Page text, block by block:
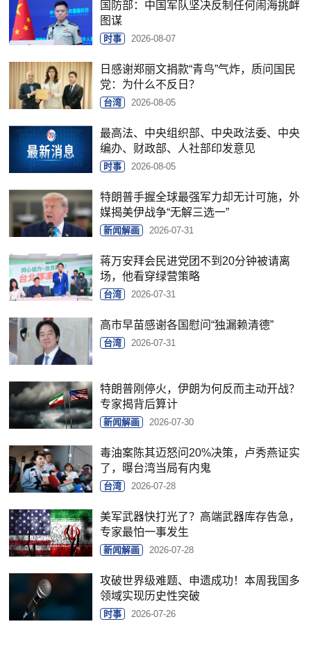
国防部：中国军队坚决反制任何闹海挑衅
图谋
时事 2026-08-07
日感谢郑丽文捐款“青鸟”气炸，质问国民
党：为什么不反日？
台湾 2026-08-05
最高法、中央组织部、中央政法委、中央
编办、财政部、人社部印发意见
时事 2026-08-05
特朗普手握全球最强军力却无计可施，外
媒揭美伊战争“无解三选一”
新闻解画 2026-07-31
蒋万安拜会民进党团不到20分钟被请离
场，他看穿绿营策略
台湾 2026-07-31
高市早苗感谢各国慰问“独漏赖清德”
台湾 2026-07-31
特朗普刚停火，伊朗为何反而主动开战？
专家揭背后算计
新闻解画 2026-07-30
毒油案陈其迈怒问20%决策，卢秀燕证实
了，曝台湾当局有内鬼
台湾 2026-07-28
美军武器快打光了？高端武器库存告急，
专家最怕一事发生
新闻解画 2026-07-28
攻破世界级难题、申遗成功！本周我国多
领域实现历史性突破
时事 2026-07-26